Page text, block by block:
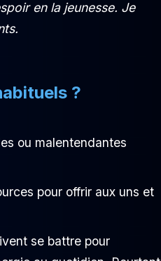
en la jeunesse. Je
?
ou malentendantes
pour offrir aux uns et
se battre pour